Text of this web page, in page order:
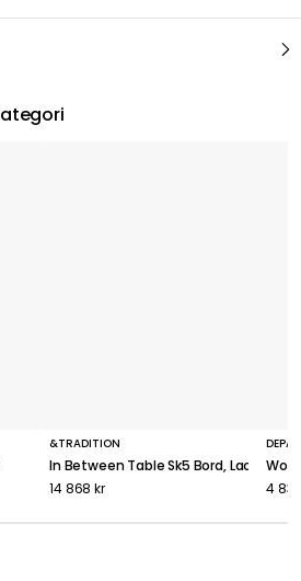
&TRADITION
In Between Table Sk5 Bord, Lackad Ek
14 868 kr
4